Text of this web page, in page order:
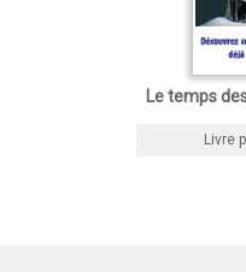
Le temps
Livre